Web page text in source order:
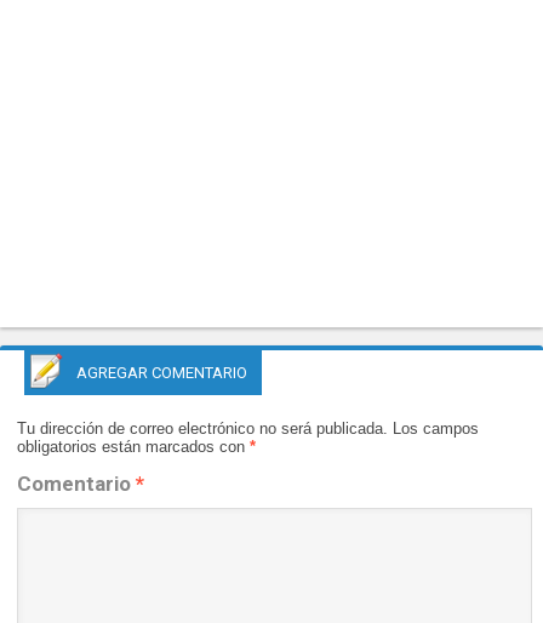
AGREGAR COMENTARIO
Tu dirección de correo electrónico no será publicada. Los campos
obligatorios están marcados con *
Comentario *